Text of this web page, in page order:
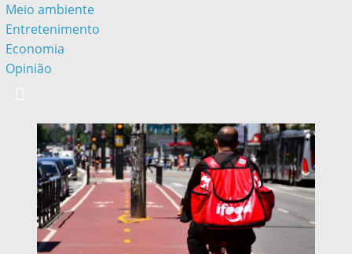
Meio ambiente
Entretenimento
Economia
Opinião